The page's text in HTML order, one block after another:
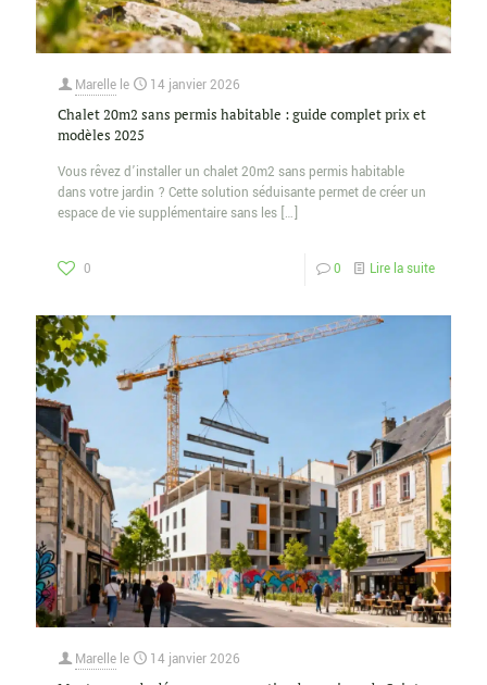
Marelle le 14 janvier 2026
Chalet 20m2 sans permis habitable : guide complet prix et
modèles 2025
Vous rêvez d’installer un chalet 20m2 sans permis habitable
dans votre jardin ? Cette solution séduisante permet de créer un
espace de vie supplémentaire sans les […]
0 0 Lire la suite
Marelle le 14 janvier 2026